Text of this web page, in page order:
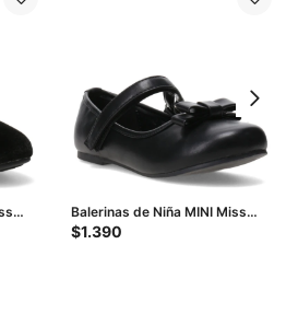
Balerinas de Niña MINI Miss
Carol Chard - Negro
$1.390